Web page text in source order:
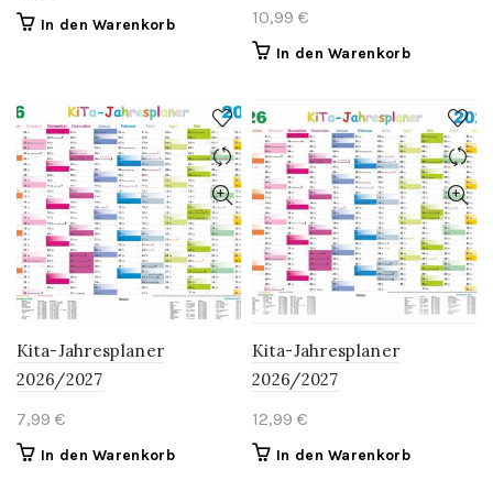
In den Warenkorb
10,99 €
In den Warenkorb
Kita-Jahresplaner
2026/2027
7,99 €
In den Warenkorb
Kita-Jahresplaner
2026/2027
12,99 €
In den Warenkorb